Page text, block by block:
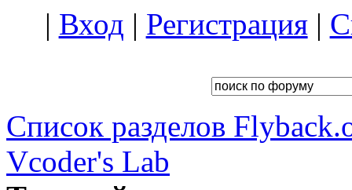
| Вход | Регистрация|
Список разделов
Vcoder's Lab